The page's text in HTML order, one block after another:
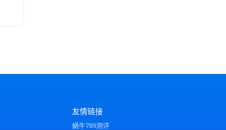
友情链接
蜗牛789测评